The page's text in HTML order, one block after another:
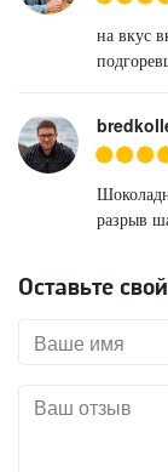
на вкус
разрыв
Оставьте